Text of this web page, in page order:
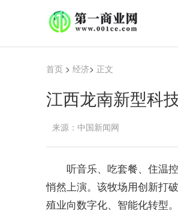
首页 > 经济> 正文
江西龙南新型科
来源：中国新闻网
听音乐、吃套餐、住温
悄然上演。该牧场用创新打
殖业向数字化、智能化转型。